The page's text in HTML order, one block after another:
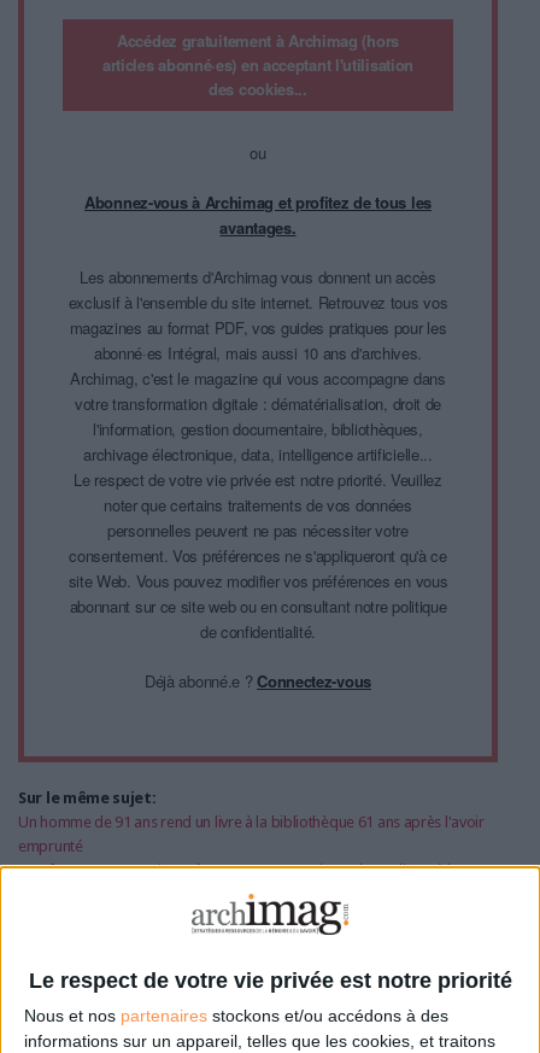
Le respect de votre vie privée est notre priorité
Nous et nos partenaires stockons et/ou accédons à des
informations sur un appareil, telles que les cookies, et traitons
Accédez gratuitement à Archimag (hors
articles abonné·es) en acceptant l'utilisation
des cookies...
ou
Abonnez-vous à Archimag et profitez de tous les
avantages.
Les abonnements d'Archimag vous donnent un accès
exclusif à l'ensemble du site internet. Retrouvez tous vos
magazines au format PDF, vos guides pratiques pour les
abonné·es Intégral, mais aussi 10 ans d'archives.
Archimag, c'est le magazine qui vous accompagne dans
votre transformation digitale : dématérialisation, droit de
l'information, gestion documentaire, bibliothèques,
archivage électronique, data, intelligence artificielle...
Le respect de votre vie privée est notre priorité. Veuillez
noter que certains traitements de vos données
personnelles peuvent ne pas nécessiter votre
consentement. Vos préférences ne s'appliqueront qu'à ce
site Web. Vous pouvez modifier vos préférences en vous
abonnant sur ce site web ou en consultant notre politique
de confidentialité.
Déjà abonné.e ?Connectez-vous
Sur le même sujet:
Un homme de 91 ans rend un livre à la bibliothèque 61 ans après l'avoir
emprunté
Une femme est emprisonnée pour ne pas avoir rendu ses livres à la
0 Commentaire